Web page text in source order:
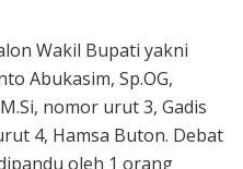
Wakil Bupati yakni
Abukasim, Sp.OG,
nomor urut 3, Gadis
4, Hamsa Buton. Debat
oleh 1 orang